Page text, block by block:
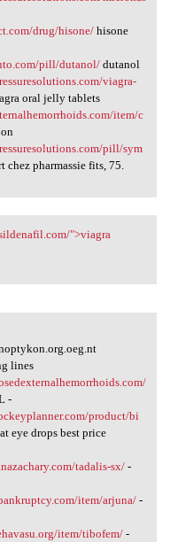
drug/hisone/hisone
pill/dutanol/dutanol
viagra-
oral jelly tablets
item/c
pill/sym
pharmassie fits, 75.
">viagra
lines
-
product/bi
eye drops best price
tadalis-sx/-
item/arjuna/-
item/tibofem/-